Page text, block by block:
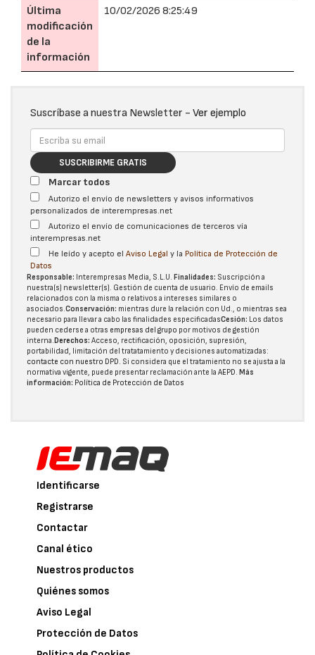
Última
modificación
de la
información
10/02/2026 8:25:49
Suscríbase a nuestra Newsletter - Ver ejemplo
SUSCRIBIRME GRATIS
Marcar todos
Autorizo el envío de newsletters y avisos informativos
personalizados de interempresas.net
Autorizo el envío de comunicaciones de terceros vía
interempresas.net
He leído y acepto el Aviso Legal y la Política de Protección de
Datos
Responsable: Interempresas Media, S.L.U. Finalidades: Suscripción a
nuestra(s) newsletter(s). Gestión de cuenta de usuario. Envío de emails
relacionados con la misma o relativos a intereses similares o
asociados.Conservación: mientras dure la relación con Ud., o mientras sea
necesario para llevar a cabo las finalidades especificadasCesión: Los datos
pueden cederse a otras empresas del grupo por motivos de gestión
interna.Derechos: Acceso, rectificación, oposición, supresión,
portabilidad, limitación del tratatamiento y decisiones automatizadas:
contacte con nuestro DPD. Si considera que el tratamiento no se ajusta a la
normativa vigente, puede presentar reclamación ante la AEPD. Más
información: Política de Protección de Datos
Identificarse
Registrarse
Contactar
Canal ético
Nuestros productos
Quiénes somos
Aviso Legal
Protección de Datos